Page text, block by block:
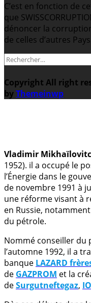
C’est en fonction de
que
dénoncer la
de celles d’autres
Rechercher :
Copyright All right
byThemeinwp
Vladimir
1952). il a occupé le
l’Énergie dans le
de novembre 1991 à
une réforme visant à
en Russie,
du pétrole.
Nommé conseiller du
l’automne 1992, il a
banque LAZARD
de GAZPROM et la
deSurgutneftegaz,